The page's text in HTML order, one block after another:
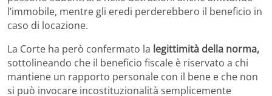
l’immobile, mentre gli eredi perderebbero il beneficio in
caso di locazione.
La Corte ha però confermato la legittimità della norma,
sottolineando che il beneficio fiscale è riservato a chi
mantiene un rapporto personale con il bene e che non
si può invocare incostituzionalità semplicemente